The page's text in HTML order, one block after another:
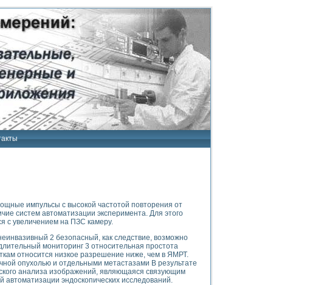
импульсы с высокой частотой повторения от
систем автоматизации эксперимента. Для этого
с увеличением на ПЗС камеру.
2 безопасный, как следствие, возможно
мониторинг 3 относительная простота
относится низкое разрешение ниже, чем в ЯМРТ.
опухолью и отдельными метастазами В результате
анализа изображений, являющаяся связующим
эндоскопических исследований.